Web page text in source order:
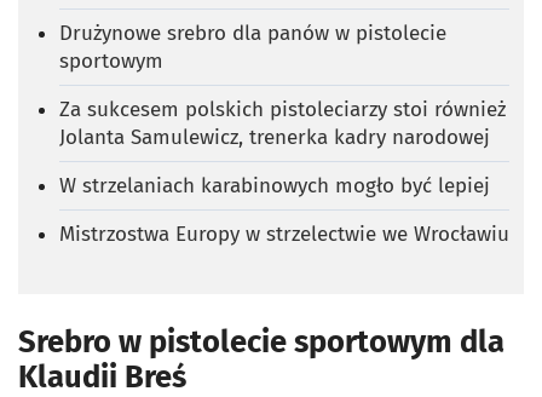
Drużynowe srebro dla panów w pistolecie
sportowym
Za sukcesem polskich pistoleciarzy stoi również
Jolanta Samulewicz, trenerka kadry narodowej
W strzelaniach karabinowych mogło być lepiej
Mistrzostwa Europy w strzelectwie we Wrocławiu
Srebro w pistolecie sportowym dla
Klaudii Breś